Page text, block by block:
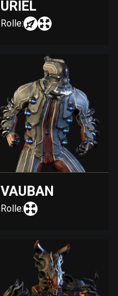
URIEL
Rolle:
VAUBAN
Rolle: